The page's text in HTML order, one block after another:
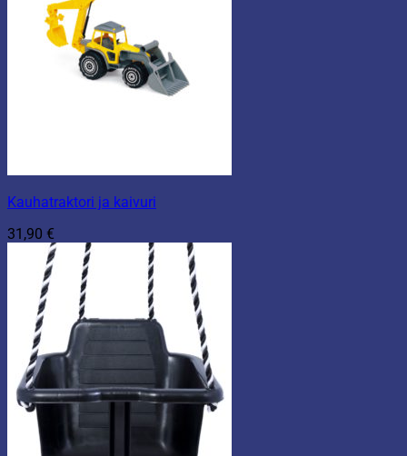
Kauhatraktori ja kaivuri
31,90 €